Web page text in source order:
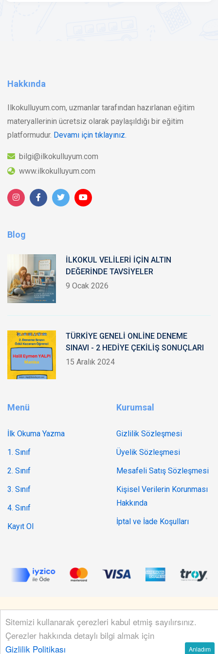
Hakkında
Ilkokulluyum.com, uzmanlar tarafından hazırlanan eğitim
materyallerinin ücretsiz olarak paylaşıldığı bir eğitim
platformudur. Devamı için tıklayınız.
bilgi@ilkokulluyum.com
www.ilkokulluyum.com
Blog
İLKOKUL VELİLERİ İÇİN ALTIN
DEĞERİNDE TAVSİYELER
9 Ocak 2026
TÜRKİYE GENELİ ONLİNE DENEME
SINAVI - 2 HEDİYE ÇEKİLİŞ SONUÇLARI
15 Aralık 2024
Menü
İlk Okuma Yazma
1. Sınıf
2. Sınıf
3. Sınıf
4. Sınıf
Kayıt Ol
Kurumsal
Gizlilik Sözleşmesi
Üyelik Sözleşmesi
Mesafeli Satış Sözleşmesi
Kişisel Verilerin Korunması
Hakkında
İptal ve İade Koşulları
© 2019 - 2026 Tüm hakları saklıdır.hellocodetarafından
geliştirilmiştir.
Sitemizi kullanarak çerezleri kabul etmiş sayılırsınız.
Çerezler hakkında detaylı bilgi almak için
Gizlilik Politikası
Anladım